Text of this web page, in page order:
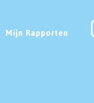
Mijn Rapporten